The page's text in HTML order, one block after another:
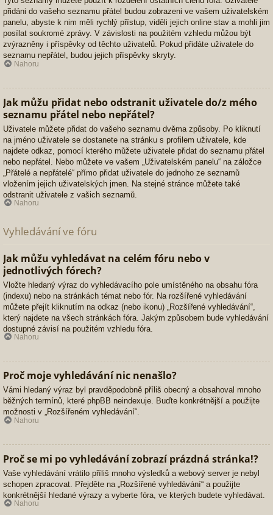
přidáni do vašeho seznamu přátel budou zobrazeni ve vašem uživatelském
panelu, abyste k nim měli rychlý přístup, viděli jejich online stav a mohli jim
posílat soukromé zprávy. V závislosti na použitém vzhledu můžou být
zvýrazněny i příspěvky od těchto uživatelů. Pokud přidáte uživatele do
seznamu nepřátel, budou jejich příspěvky skryty.
Nahoru
Jak můžu přidat nebo odstranit uživatele do/z mého
seznamu přátel nebo nepřátel?
Uživatele můžete přidat do vašeho seznamu dvěma způsoby. Po kliknutí
na jméno uživatele se dostanete na stránku s profilem uživatele, kde
najdete odkaz, pomocí kterého můžete uživatele přidat do seznamu přátel
nebo nepřátel. Nebo můžete ve vašem „Uživatelském panelu“ na záložce
„Přátelé a nepřátelé“ přímo přidat uživatele do jednoho ze seznamů
vložením jejich uživatelských jmen. Na stejné stránce můžete také
odstranit uživatele z vašich seznamů.
Nahoru
Vyhledávání ve fóru
Jak můžu vyhledávat na celém fóru nebo v
jednotlivých fórech?
Vložte hledaný výraz do vyhledávacího pole umístěného na obsahu fóra
(indexu) nebo na stránkách témat nebo fór. Na rozšířené vyhledávání
můžete přejít kliknutím na odkaz (nebo ikonu) „Rozšířené vyhledávání“,
který najdete na všech stránkách fóra. Jakým způsobem bude vyhledávání
dostupné závisí na použitém vzhledu fóra.
Nahoru
Proč moje vyhledávání nic nenašlo?
Vámi hledaný výraz byl pravděpodobně příliš obecný a obsahoval mnoho
běžných termínů, které phpBB neindexuje. Buďte konkrétnější a použijte
možnosti v „Rozšířeném vyhledávání“.
Nahoru
Proč se mi po vyhledávání zobrazí prázdná stránka!?
Vaše vyhledávání vrátilo příliš mnoho výsledků a webový server je nebyl
schopen zpracovat. Přejděte na „Rozšířené vyhledávání“ a použijte
konkrétnější hledané výrazy a vyberte fóra, ve kterých budete vyhledávat.
Nahoru